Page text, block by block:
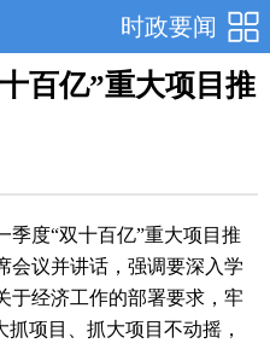
时政要闻
百亿”重大项目推
季度“双十百亿”重大项目推
会议并讲话，强调要深入学
于经济工作的部署要求，牢
项目、抓大项目不动摇，